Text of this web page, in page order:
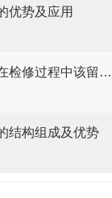
优势及应用
环形孔板流量计在检修过程中该留意的事项
结构组成及优势